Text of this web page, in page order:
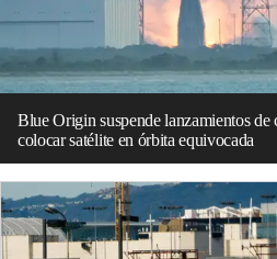
Blue Origin suspende lanzamientos
colocar satélite en órbita equivocada